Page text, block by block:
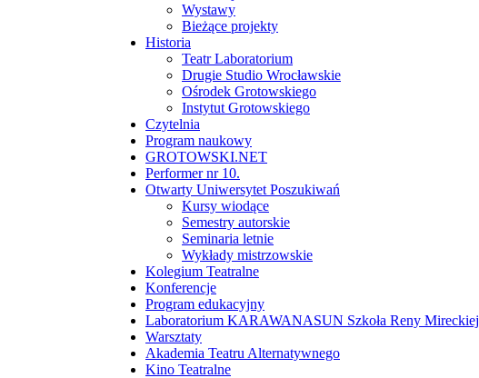
Wystawy
Bieżące projekty
Historia
Teatr Laboratorium
Drugie Studio Wrocławskie
Ośrodek Grotowskiego
Instytut Grotowskiego
Czytelnia
Program naukowy
GROTOWSKI.NET
Performer nr 10.
Otwarty Uniwersytet Poszukiwań
Kursy wiodące
Semestry autorskie
Seminaria letnie
Wykłady mistrzowskie
Kolegium Teatralne
Konferencje
Program edukacyjny
Laboratorium KARAWANASUN Szkoła Reny Mireckiej
Warsztaty
Akademia Teatru Alternatywnego
Kino Teatralne